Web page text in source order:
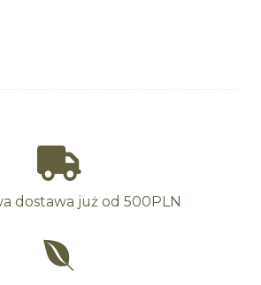
dostawa już od 500PLN